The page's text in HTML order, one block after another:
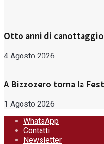
Otto anni di
4 Agosto 2026
A Bizzozero torna la
1 Agosto 2026
WhatsApp
Contatti
Newsletter